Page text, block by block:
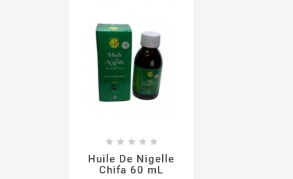

    
Huile De Nigelle
Chifa 60 mL